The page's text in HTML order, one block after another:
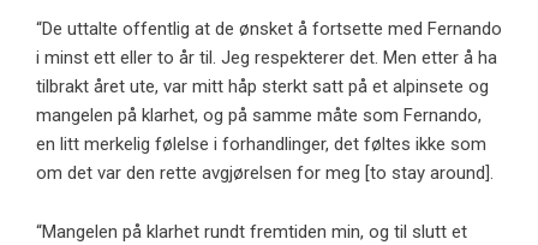
“De uttalte offentlig at de ønsket å fortsette med Fernando
i minst ett eller to år til. Jeg respekterer det. Men etter å ha
tilbrakt året ute, var mitt håp sterkt satt på et alpinsete og
mangelen på klarhet, og på samme måte som Fernando,
en litt merkelig følelse i forhandlinger, det føltes ikke som
om det var den rette avgjørelsen for meg [to stay around].
“Mangelen på klarhet rundt fremtiden min, og til slutt et